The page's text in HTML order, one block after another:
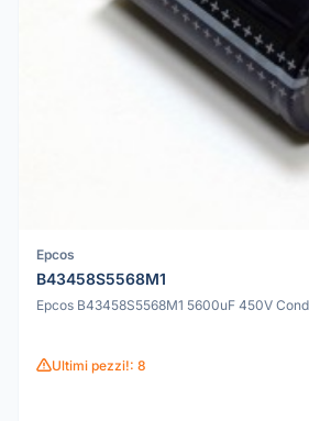
Epcos
B43458S5568M1
Epcos B43458S5568M1 5600uF 450V
Ultimi pezzi!: 8